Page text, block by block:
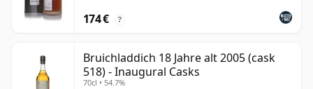
174 € ?
Bruichladdich 18 Jahre alt 2005 (cask
518) - Inaugural Casks
70cl • 54.7%